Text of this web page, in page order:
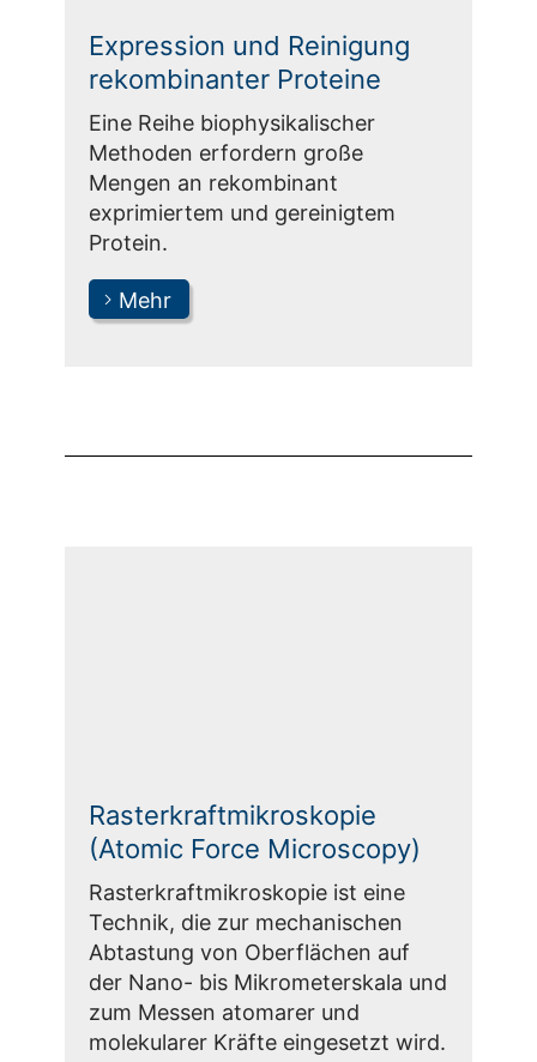
Expression und Reinigung
rekombinanter Proteine
Eine Reihe biophysikalischer
Methoden erfordern große
Mengen an rekombinant
exprimiertem und gereinigtem
Protein.
Mehr
Rasterkraftmikroskopie
(Atomic Force Microscopy)
Rasterkraftmikroskopie ist eine
Technik, die zur mechanischen
Abtastung von Oberflächen auf
der Nano- bis Mikrometerskala und
zum Messen atomarer und
molekularer Kräfte eingesetzt wird.